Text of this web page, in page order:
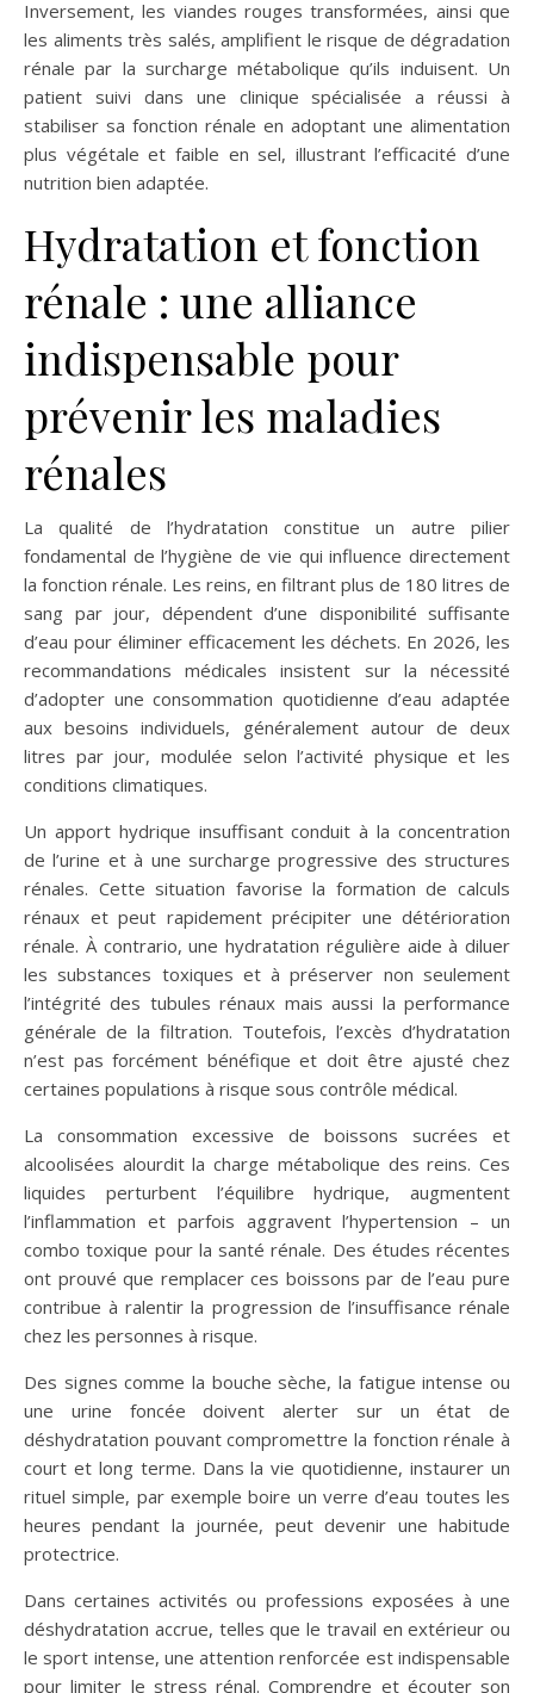
Inversement, les viandes rouges transformées, ainsi que
les aliments très salés, amplifient le risque de dégradation
rénale par la surcharge métabolique qu’ils induisent. Un
patient suivi dans une clinique spécialisée a réussi à
stabiliser sa fonction rénale en adoptant une alimentation
plus végétale et faible en sel, illustrant l’efficacité d’une
nutrition bien adaptée.
Hydratation et fonction
rénale : une alliance
indispensable pour
prévenir les maladies
rénales
La qualité de l’hydratation constitue un autre pilier
fondamental de l’hygiène de vie qui influence directement
la fonction rénale. Les reins, en filtrant plus de 180 litres de
sang par jour, dépendent d’une disponibilité suffisante
d’eau pour éliminer efficacement les déchets. En 2026, les
recommandations médicales insistent sur la nécessité
d’adopter une consommation quotidienne d’eau adaptée
aux besoins individuels, généralement autour de deux
litres par jour, modulée selon l’activité physique et les
conditions climatiques.
Un apport hydrique insuffisant conduit à la concentration
de l’urine et à une surcharge progressive des structures
rénales. Cette situation favorise la formation de calculs
rénaux et peut rapidement précipiter une détérioration
rénale. À contrario, une hydratation régulière aide à diluer
les substances toxiques et à préserver non seulement
l’intégrité des tubules rénaux mais aussi la performance
générale de la filtration. Toutefois, l’excès d’hydratation
n’est pas forcément bénéfique et doit être ajusté chez
certaines populations à risque sous contrôle médical.
La consommation excessive de boissons sucrées et
alcoolisées alourdit la charge métabolique des reins. Ces
liquides perturbent l’équilibre hydrique, augmentent
l’inflammation et parfois aggravent l’hypertension – un
combo toxique pour la santé rénale. Des études récentes
ont prouvé que remplacer ces boissons par de l’eau pure
contribue à ralentir la progression de l’insuffisance rénale
chez les personnes à risque.
Des signes comme la bouche sèche, la fatigue intense ou
une urine foncée doivent alerter sur un état de
déshydratation pouvant compromettre la fonction rénale à
court et long terme. Dans la vie quotidienne, instaurer un
rituel simple, par exemple boire un verre d’eau toutes les
heures pendant la journée, peut devenir une habitude
protectrice.
Dans certaines activités ou professions exposées à une
déshydratation accrue, telles que le travail en extérieur ou
le sport intense, une attention renforcée est indispensable
pour limiter le stress rénal. Comprendre et écouter son